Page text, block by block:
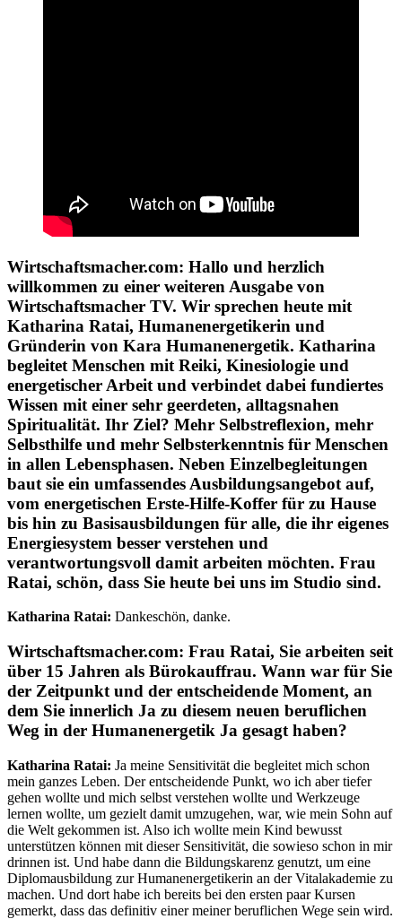
Wirtschaftsmacher.com: Hallo und herzlich
willkommen zu einer weiteren Ausgabe von
Wirtschaftsmacher TV. Wir sprechen heute mit
Katharina Ratai, Humanenergetikerin und
Gründerin von Kara Humanenergetik. Katharina
begleitet Menschen mit Reiki, Kinesiologie und
energetischer Arbeit und verbindet dabei fundiertes
Wissen mit einer sehr geerdeten, alltagsnahen
Spiritualität. Ihr Ziel? Mehr Selbstreflexion, mehr
Selbsthilfe und mehr Selbsterkenntnis für Menschen
in allen Lebensphasen. Neben Einzelbegleitungen
baut sie ein umfassendes Ausbildungsangebot auf,
vom energetischen Erste-Hilfe-Koffer für zu Hause
bis hin zu Basisausbildungen für alle, die ihr eigenes
Energiesystem besser verstehen und
verantwortungsvoll damit arbeiten möchten. Frau
Ratai, schön, dass Sie heute bei uns im Studio sind.
Katharina Ratai: Dankeschön, danke.
Wirtschaftsmacher.com: Frau Ratai, Sie arbeiten seit
über 15 Jahren als Bürokauffrau. Wann war für Sie
der Zeitpunkt und der entscheidende Moment, an
dem Sie innerlich Ja zu diesem neuen beruflichen
Weg in der Humanenergetik Ja gesagt haben?
Katharina Ratai: Ja meine Sensitivität die begleitet mich schon
mein ganzes Leben. Der entscheidende Punkt, wo ich aber tiefer
gehen wollte und mich selbst verstehen wollte und Werkzeuge
lernen wollte, um gezielt damit umzugehen, war, wie mein Sohn auf
die Welt gekommen ist. Also ich wollte mein Kind bewusst
unterstützen können mit dieser Sensitivität, die sowieso schon in mir
drinnen ist. Und habe dann die Bildungskarenz genutzt, um eine
Diplomausbildung zur Humanenergetikerin an der Vitalakademie zu
machen. Und dort habe ich bereits bei den ersten paar Kursen
gemerkt, dass das definitiv einer meiner beruflichen Wege sein wird.